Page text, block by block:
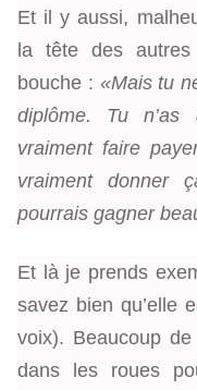
Et il y aussi,
la tête des
bouche : «Mais tu
diplôme. Tu n’as
vraiment faire
vraiment donner
pourrais gagner
Et là je prends
savez bien qu’elle
voix). Beaucoup
dans les roues